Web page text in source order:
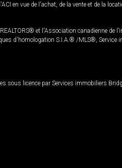
en vue de l'achat, de la vente et de la
et l'Association canadienne de
d'homologation S.I.A.® /MLS®, Service
sous licence par Services immobiliers